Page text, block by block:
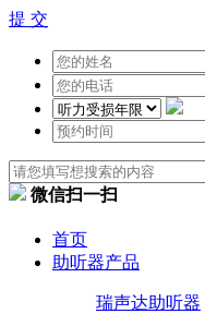
提 交
微信扫一扫
首页
助听器产品
瑞声达助听器